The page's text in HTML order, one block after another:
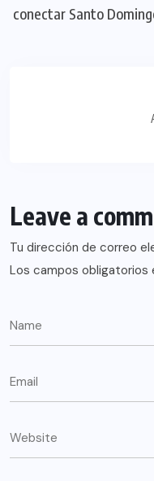
conectar Santo
Leave a
Tu dirección de correo
Los campos obligatorios